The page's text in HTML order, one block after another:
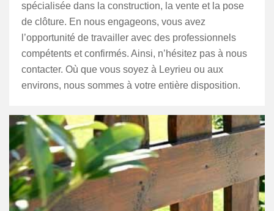
spécialisée dans la construction, la vente et la pose
de clôture. En nous engageons, vous avez
l’opportunité de travailler avec des professionnels
compétents et confirmés. Ainsi, n’hésitez pas à nous
contacter. Où que vous soyez à Leyrieu ou aux
environs, nous sommes à votre entière disposition.